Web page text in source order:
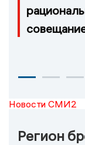
Новости СМИ2
Регион